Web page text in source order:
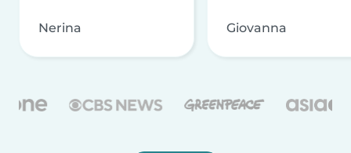
Nerina Giovanna